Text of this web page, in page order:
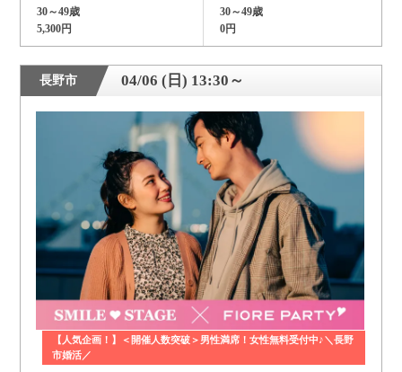
30～49歳
5,300円
30～49歳
0円
長野市 04/06 (日) 13:30～
【人気企画！】＜開催人数突破＞男性満席！女性無料受付中♪＼長野
市婚活／